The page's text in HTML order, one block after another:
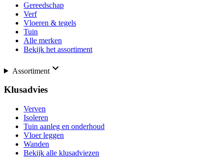
Gereedschap
Verf
Vloeren & tegels
Tuin
Alle merken
Bekijk het assortiment
Assortiment
Klusadvies
Verven
Isoleren
Tuin aanleg en onderhoud
Vloer leggen
Wanden
Bekijk alle klusadviezen